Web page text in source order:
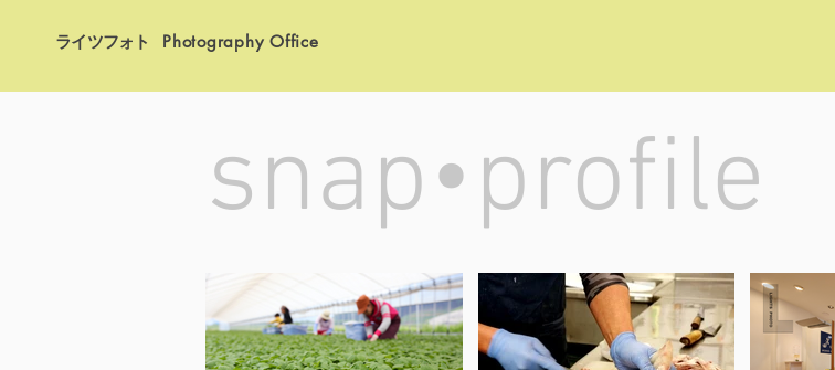
ライツフォト Photography Office
​snap•profile